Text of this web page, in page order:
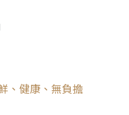
、健康、無負擔